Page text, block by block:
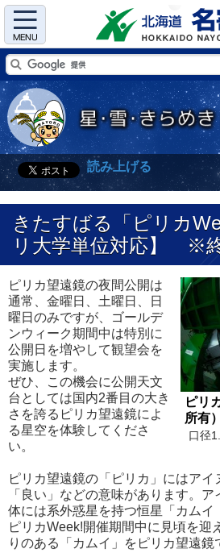
Menu
読み上げる
きたすばる「ピリカ
リ大学単位対応】 ※
ピリ
所有）
口径
ピリカ望遠鏡の夜間公開は
通常、金曜日、土曜日、日
曜日のみですが、ゴールデ
ンウィーク期間中は特別に
公開日を増やして観望会を
実施します。
ぜひ、この機会に公開天文
台としては国内2番目の大き
さを誇るピリカ望遠鏡によ
る星空を体験してくださ
い。
ピリカ望遠鏡の「ピリカ」にはア
「良い」などの意味があります。
体には系外惑星を持つ恒星「カムイ
ピリカWeek!開催期間中に見頃を迎
りのある「カムイ」をピリカ望遠鏡